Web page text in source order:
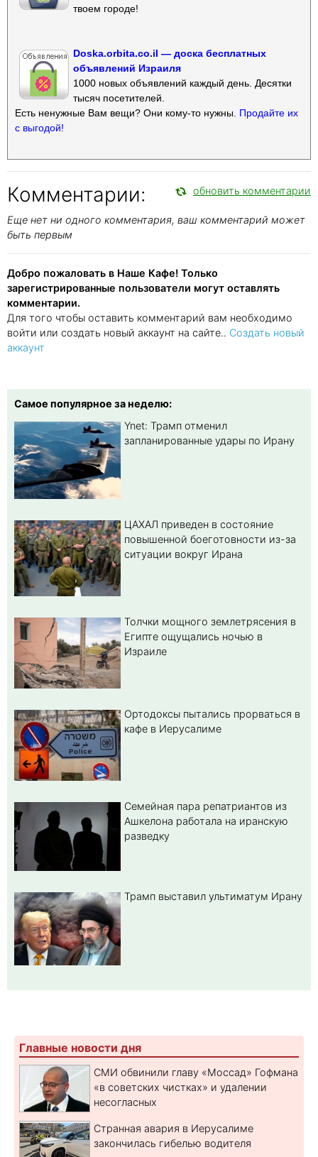
твоем городе!
Doska.orbita.co.il — доска бесплатных
объявлений Израиля
1000 новых объявлений каждый день. Десятки
тысяч посетителей.
Есть ненужные Вам вещи? Они кому-то нужны. Продайте их
с выгодой!
Комментарии: обновить комментарии
Еще нет ни одного комментария, ваш комментарий может
быть первым
Добро пожаловать в Наше Кафе! Только
зарегистрированные пользователи могут оставлять
комментарии.
Для того чтобы оставить комментарий вам необходимо
войти или создать новый аккаунт на сайте.. Создать новый
аккаунт
Самое популярное за неделю:
Ynet: Трамп отменил
запланированные удары по Ирану
ЦАХАЛ приведен в состояние
повышенной боеготовности из-за
ситуации вокруг Ирана
Толчки мощного землетрясения в
Египте ощущались ночью в
Израиле
Ортодоксы пытались прорваться в
кафе в Иерусалиме
Семейная пара репатриантов из
Ашкелона работала на иранскую
разведку
Трамп выставил ультиматум Ирану
Главные новости дня
СМИ обвинили главу «Моссад» Гофмана
«в советских чистках» и удалении
несогласных
Странная авария в Иерусалиме
закончилась гибелью водителя